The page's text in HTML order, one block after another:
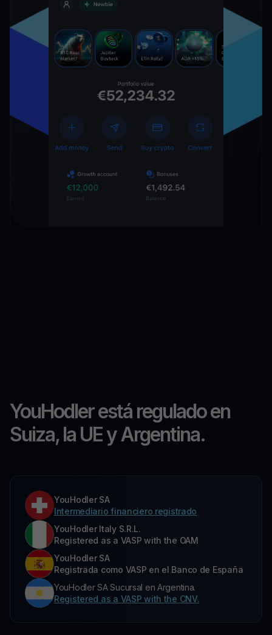
YouHodler está regulado en
Suiza, la UE y Argentina.
YouHodler SA
Intermediario financiero registrado
YouHodler Italy S.R.L.
Registered as a VASP with the OAM
YouHodler SA
Registrada como VASP en el Banco de España
YouHodler SA Sucursal en Argentina.
Registered as a VASP with the CNV.